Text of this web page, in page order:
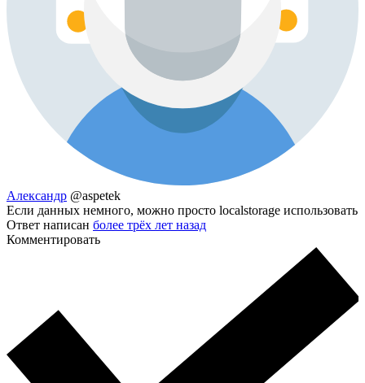
Александр @aspetek
Если данных немного, можно просто localstorage использовать
Ответ написан более трёх лет назад
Комментировать